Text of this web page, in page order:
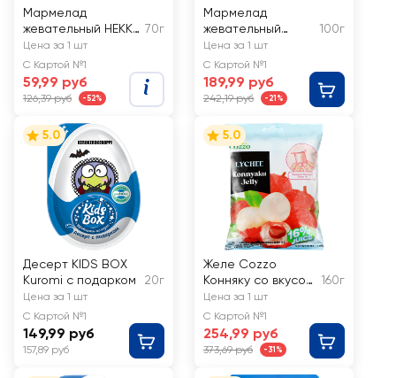
Мармелад
жевательный HEKKE
Яблочные
карандаши
70г
Цена за 1 шт
С Картой №1
59,99 руб
126,39 руб -52%
Мармелад
жевательный
TROLLI Blob
Кляксы фруктовый
микс
100г
Цена за 1 шт
С Картой №1
189,99 руб
242,19 руб -21%
5.0
Десерт KIDS BOX
Kuromi с подарком
20г
Цена за 1 шт
С Картой №1
149,99 руб
157,89 руб
5.0
Желе Cozzo
Конняку со вкусом
личи
160г
Цена за 1 шт
С Картой №1
254,99 руб
373,69 руб -31%